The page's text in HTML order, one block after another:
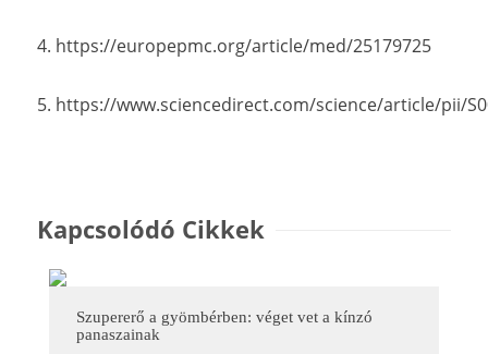
4. https://europepmc.org/article/med/25179725
5. https://www.sciencedirect.com/science/article/pii/
Kapcsolódó Cikkek
Szupererő a gyömbérben: véget vet a kínzó
panaszainak